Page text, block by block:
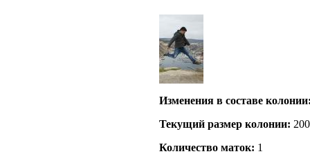
Изменения в составе
Текущий размер кoлонии: 200
Количество маток: 1